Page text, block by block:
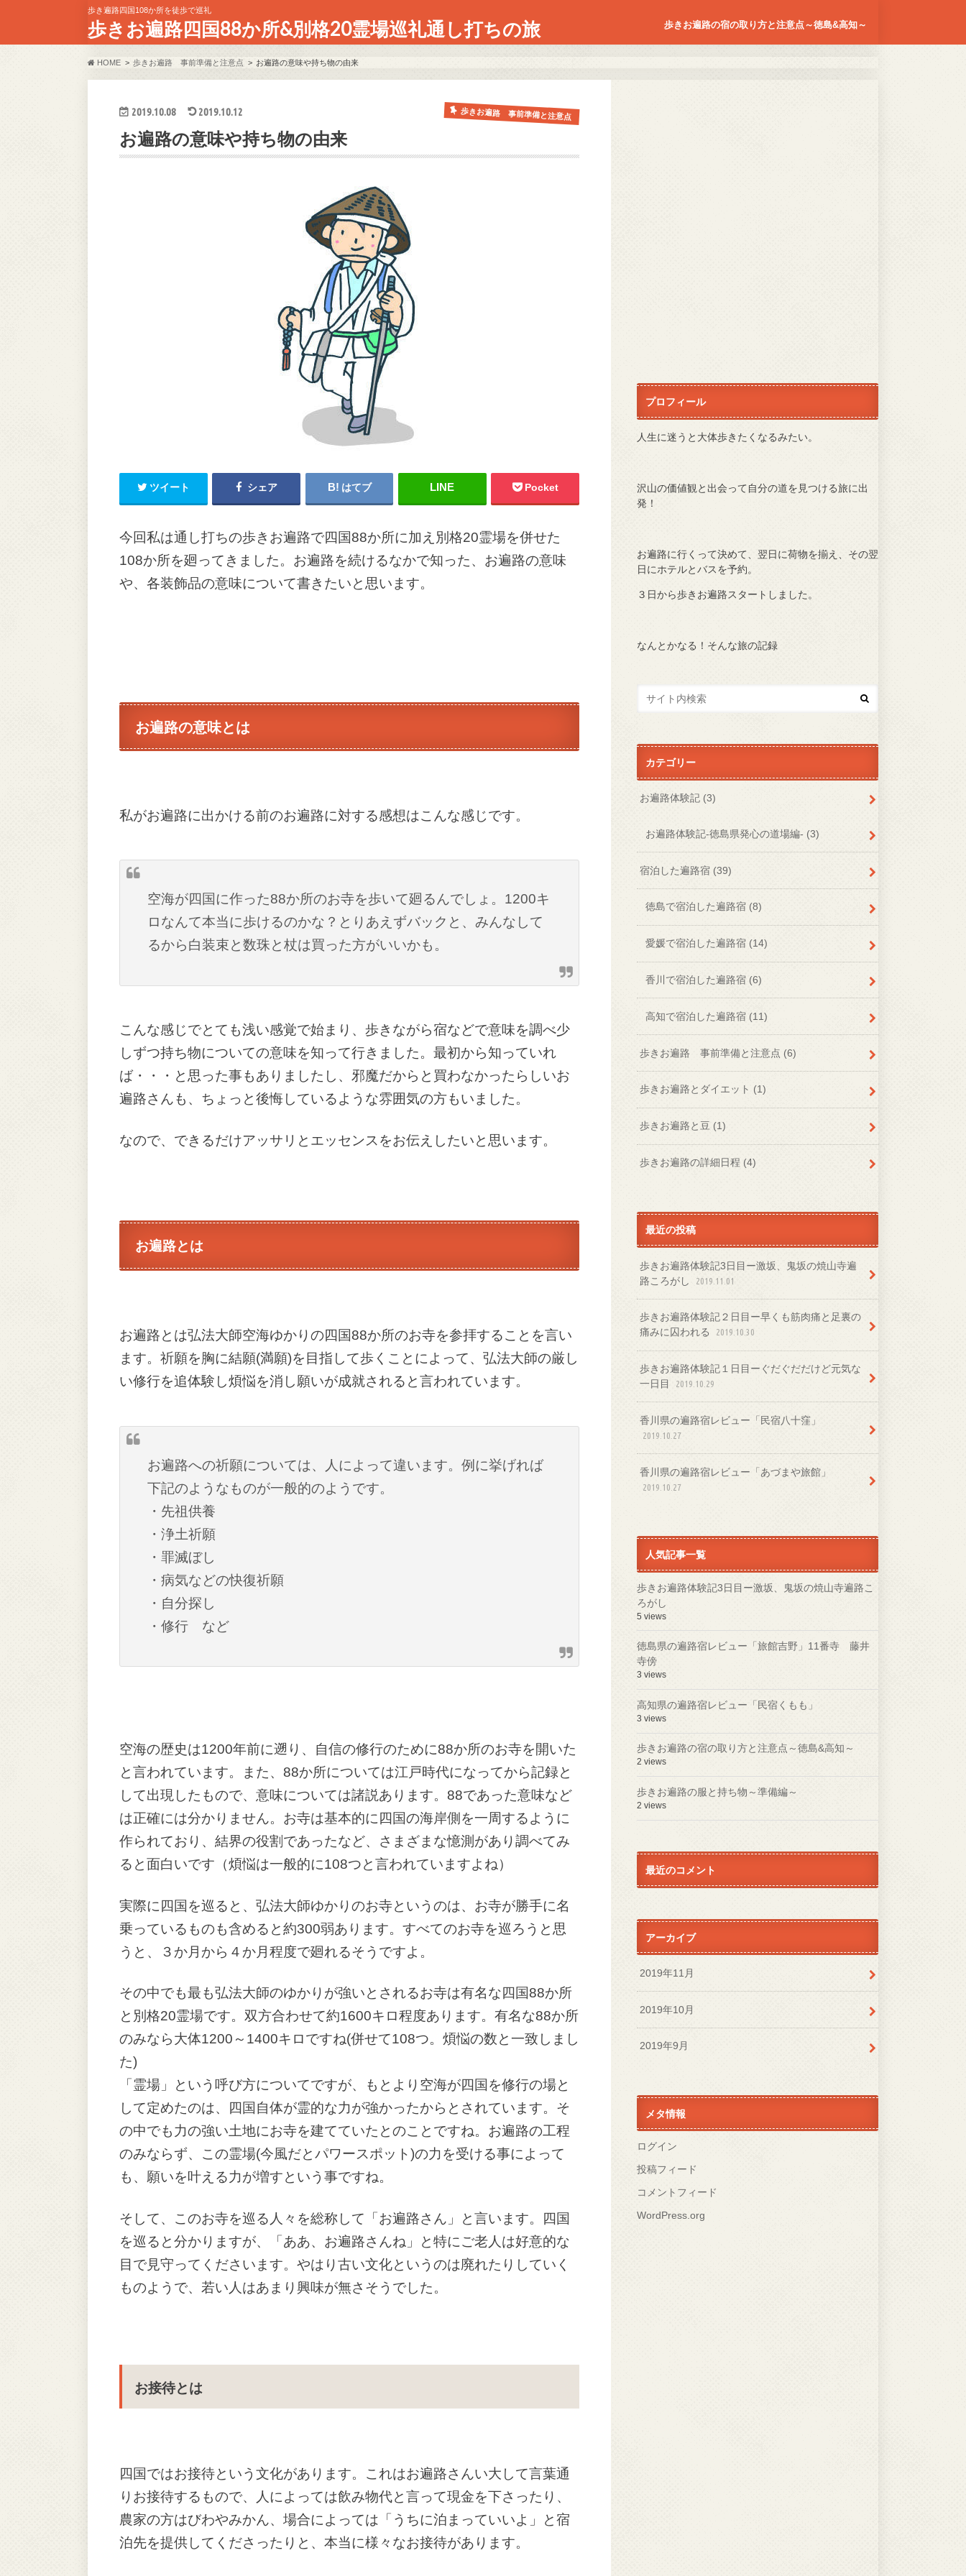
歩き遍路四国108か所を徒歩で巡礼
歩きお遍路四国88か所&別格20霊場巡礼通し打ちの旅 歩きお遍路の宿の取り方と注意点～徳島&高知～
HOME 歩きお遍路 事前準備と注意点 お遍路の意味や持ち物の由来
2019.10.08 2019.10.12 歩きお遍路 事前準備と注意点
お遍路の意味や持ち物の由来
ツイート シェア はてブ Pocket
今回私は通し打ちの歩きお遍路で四国88か所に加え別格20霊場を併せた
108か所を廻ってきました。お遍路を続けるなかで知った、お遍路の意味
や、各装飾品の意味について書きたいと思います。
お遍路の意味とは
私がお遍路に出かける前のお遍路に対する感想はこんな感じです。
空海が四国に作った88か所のお寺を歩いて廻るんでしょ。1200キ
ロなんて本当に歩けるのかな？とりあえずバックと、みんなして
るから白装束と数珠と杖は買った方がいいかも。
こんな感じでとても浅い感覚で始まり、歩きながら宿などで意味を調べ少
しずつ持ち物についての意味を知って行きました。最初から知っていれ
ば・・・と思った事もありましたし、邪魔だからと買わなかったらしいお
遍路さんも、ちょっと後悔しているような雰囲気の方もいました。
なので、できるだけアッサリとエッセンスをお伝えしたいと思います。
お遍路とは
お遍路とは弘法大師空海ゆかりの四国88か所のお寺を参拝することを言い
ます。祈願を胸に結願(満願)を目指して歩くことによって、弘法大師の厳し
い修行を追体験し煩悩を消し願いが成就されると言われています。
お遍路への祈願については、人によって違います。例に挙げれば
下記のようなものが一般的のようです。
・先祖供養
・浄土祈願
・罪滅ぼし
・病気などの快復祈願
・自分探し
・修行 など
空海の歴史は1200年前に遡り、自信の修行のために88か所のお寺を開いた
と言われています。また、88か所については江戸時代になってから記録と
して出現したもので、意味については諸説あります。88であった意味など
は正確には分かりません。お寺は基本的に四国の海岸側を一周するように
作られており、結界の役割であったなど、さまざまな憶測があり調べてみ
ると面白いです（煩悩は一般的に108つと言われていますよね）
実際に四国を巡ると、弘法大師ゆかりのお寺というのは、お寺が勝手に名
乗っているものも含めると約300弱あります。すべてのお寺を巡ろうと思
うと、３か月から４か月程度で廻れるそうですよ。
その中でも最も弘法大師のゆかりが強いとされるお寺は有名な四国88か所
と別格20霊場です。双方合わせて約1600キロ程度あります。有名な88か所
のみなら大体1200～1400キロですね(併せて108つ。煩悩の数と一致しまし
た)
「霊場」という呼び方についてですが、もとより空海が四国を修行の場と
して定めたのは、四国自体が霊的な力が強かったからとされています。そ
の中でも力の強い土地にお寺を建てていたとのことですね。お遍路の工程
のみならず、この霊場(今風だとパワースポット)の力を受ける事によって
も、願いを叶える力が増すという事ですね。
そして、このお寺を巡る人々を総称して「お遍路さん」と言います。四国
を巡ると分かりますが、「ああ、お遍路さんね」と特にご老人は好意的な
目で見守ってくださいます。やはり古い文化というのは廃れたりしていく
ものようで、若い人はあまり興味が無さそうでした。
お接待とは
四国ではお接待という文化があります。これはお遍路さんい大して言葉通
りお接待するもので、人によっては飲み物代と言って現金を下さったり、
農家の方はびわやみかん、場合によっては「うちに泊まっていいよ」と宿
泊先を提供してくださったりと、本当に様々なお接待があります。
プロフィール
人生に迷うと大体歩きたくなるみたい。
沢山の価値観と出会って自分の道を見つける旅に出
発！
お遍路に行くって決めて、翌日に荷物を揃え、その翌
日にホテルとバスを予約。
３日から歩きお遍路スタートしました。
なんとかなる！そんな旅の記録
カテゴリー
お遍路体験記 (3)
お遍路体験記-徳島県発心の道場編- (3)
宿泊した遍路宿 (39)
徳島で宿泊した遍路宿 (8)
愛媛で宿泊した遍路宿 (14)
香川で宿泊した遍路宿 (6)
高知で宿泊した遍路宿 (11)
歩きお遍路 事前準備と注意点 (6)
歩きお遍路とダイエット (1)
歩きお遍路と豆 (1)
歩きお遍路の詳細日程 (4)
最近の投稿
歩きお遍路体験記3日目ー激坂、鬼坂の焼山寺遍
路ころがし
2019.11.01
歩きお遍路体験記２日目ー早くも筋肉痛と足裏の
痛みに囚われる
2019.10.30
歩きお遍路体験記１日目ーぐだぐだだけど元気な
一日目
2019.10.29
香川県の遍路宿レビュー「民宿八十窪」
2019.10.27
香川県の遍路宿レビュー「あづまや旅館」
2019.10.27
人気記事一覧
歩きお遍路体験記3日目ー激坂、鬼坂の焼山寺遍路こ
ろがし
5 views
徳島県の遍路宿レビュー「旅館吉野」11番寺 藤井
寺傍
3 views
高知県の遍路宿レビュー「民宿くもも」
3 views
歩きお遍路の宿の取り方と注意点～徳島&高知～
2 views
歩きお遍路の服と持ち物～準備編～
2 views
最近のコメント
アーカイブ
2019年11月
2019年10月
2019年9月
メタ情報
ログイン
投稿フィード
コメントフィード
WordPress.org